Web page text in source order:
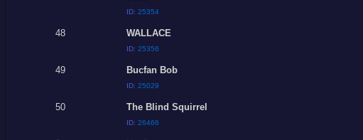
ID: 25354
48 WALLACE
ID: 25356
49 Bucfan Bob
ID: 25029
50 The Blind Squirrel
ID: 26466